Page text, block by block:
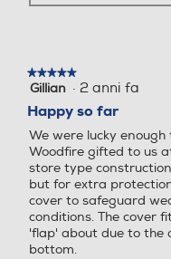
★★★★★
★★★★★
5
5
stelle.
Gillian · 2 anni fa
Happy so far
We were lucky
Woodfire gifted to us
store type
but for extra
cover to safeguard
conditions. The cover
'flap' about due to
bottom.